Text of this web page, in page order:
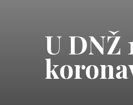
U DNŽ